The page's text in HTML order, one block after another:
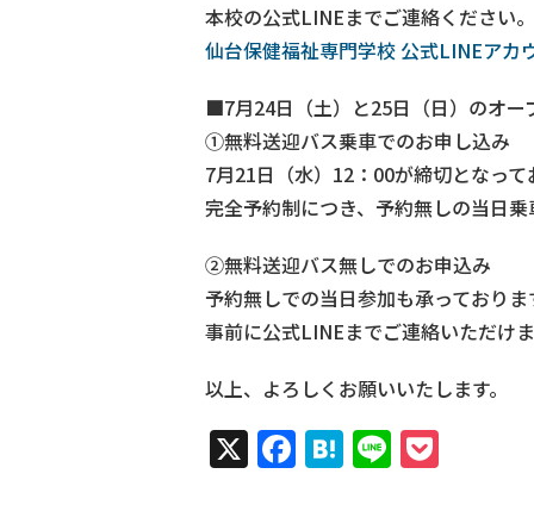
本校の公式LINEまでご連絡ください
仙台保健福祉専門学校 公式LINEアカ
■7月24日（土）と25日（日）のオー
①無料送迎バス乗車でのお申し込み
7月21日（水）12：00が締切となって
完全予約制につき、予約無しの当日
②無料送迎バス無しでのお申込み
予約無しでの当日参加も承っており
事前に公式LINEまでご連絡いただけ
以上、よろしくお願いいたします。
X Facebook
Hatena
Line